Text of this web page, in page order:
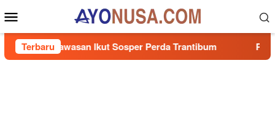
ke
kontenMobile
TerbaruIkut Sosper Perda Trantibum Pertamina Patra